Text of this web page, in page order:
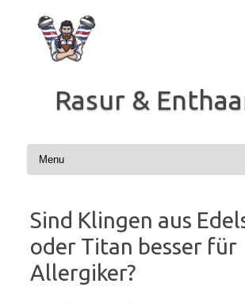
Inhalt
springen
Rasur &
Sind Klingen aus
oder Titan besser für
Allergiker?